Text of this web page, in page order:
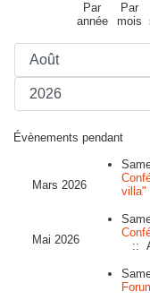
Par
année
Par
mois
Évènements pendant
Mars 2026
villa"
Mai 2026
::